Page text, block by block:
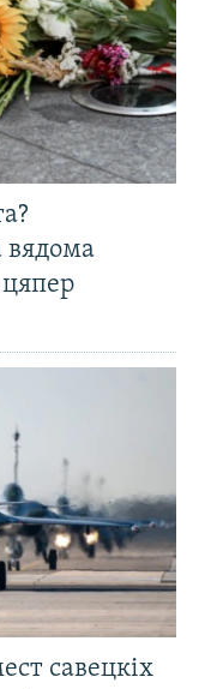
вядома
цяпер
савецкіх